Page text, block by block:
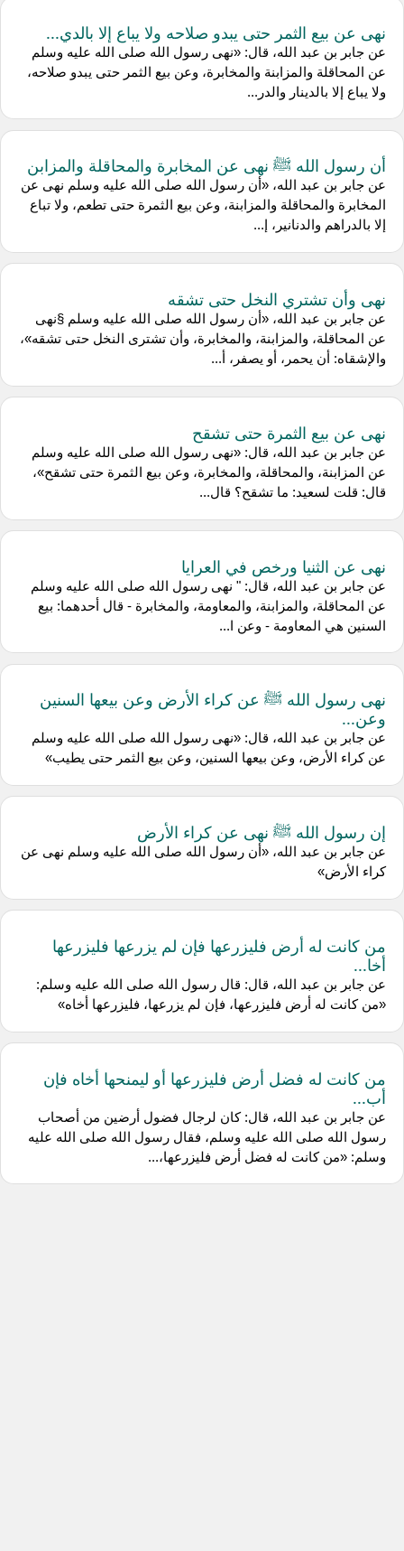
نهى عن بيع الثمر حتى يبدو صلاحه ولا يباع إلا بالدي...
عن جابر بن عبد الله، قال: «نهى رسول الله صلى الله عليه وسلم
عن المحاقلة والمزابنة والمخابرة، وعن بيع الثمر حتى يبدو صلاحه،
ولا يباع إلا بالدينار والدر...
أن رسول الله ﷺ نهى عن المخابرة والمحاقلة والمزابن
عن جابر بن عبد الله، «أن رسول الله صلى الله عليه وسلم نهى عن
المخابرة والمحاقلة والمزابنة، وعن بيع الثمرة حتى تطعم، ولا تباع
إلا بالدراهم والدنانير، إ...
نهى وأن تشتري النخل حتى تشقه
عن جابر بن عبد الله، «أن رسول الله صلى الله عليه وسلم §نهى
عن المحاقلة، والمزابنة، والمخابرة، وأن تشترى النخل حتى تشقه»،
والإشقاه: أن يحمر، أو يصفر، أ...
نهى عن بيع الثمرة حتى تشقح
عن جابر بن عبد الله، قال: «نهى رسول الله صلى الله عليه وسلم
عن المزابنة، والمحاقلة، والمخابرة، وعن بيع الثمرة حتى تشقح»،
قال: قلت لسعيد: ما تشقح؟ قال...
نهى عن الثنيا ورخص في العرايا
عن جابر بن عبد الله، قال: " نهى رسول الله صلى الله عليه وسلم
عن المحاقلة، والمزابنة، والمعاومة، والمخابرة - قال أحدهما: بيع
السنين هي المعاومة - وعن ا...
نهى رسول الله ﷺ عن كراء الأرض وعن بيعها السنين
وعن...
عن جابر بن عبد الله، قال: «نهى رسول الله صلى الله عليه وسلم
عن كراء الأرض، وعن بيعها السنين، وعن بيع الثمر حتى يطيب»
إن رسول الله ﷺ نهى عن كراء الأرض
عن جابر بن عبد الله، «أن رسول الله صلى الله عليه وسلم نهى عن
كراء الأرض»
من كانت له أرض فليزرعها فإن لم يزرعها فليزرعها
أخا...
عن جابر بن عبد الله، قال: قال رسول الله صلى الله عليه وسلم:
«من كانت له أرض فليزرعها، فإن لم يزرعها، فليزرعها أخاه»
من كانت له فضل أرض فليزرعها أو ليمنحها أخاه فإن
أب...
عن جابر بن عبد الله، قال: كان لرجال فضول أرضين من أصحاب
رسول الله صلى الله عليه وسلم، فقال رسول الله صلى الله عليه
وسلم: «من كانت له فضل أرض فليزرعها،...